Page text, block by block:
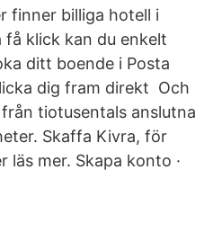
finner billiga hotell i
få klick kan du enkelt
ditt boende i Posta
dig fram direkt Och
tiotusentals anslutna
Skaffa Kivra, för
läs mer. Skapa konto ·